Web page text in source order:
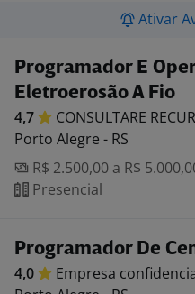
Ativar
Programador E
Eletroerosão A Fio
4,7 CONSULTARE
Porto Alegre - RS
R$ 2.500,00 a R$
Presencial
Programador De
4,0 Empresa